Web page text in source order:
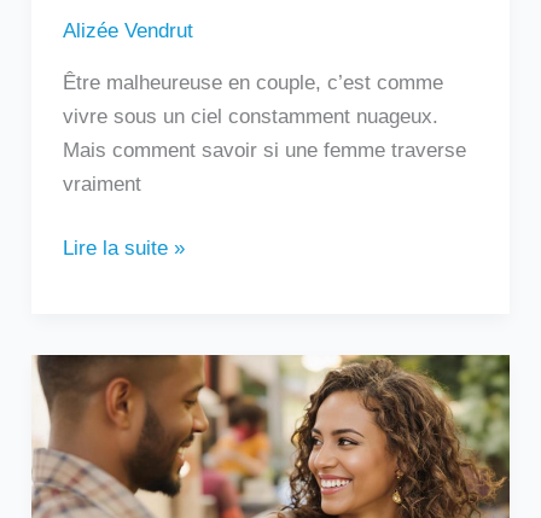
Alizée Vendrut
Être malheureuse en couple, c’est comme
vivre sous un ciel constamment nuageux.
Mais comment savoir si une femme traverse
vraiment
Lire la suite »
Un
homme
touche
le